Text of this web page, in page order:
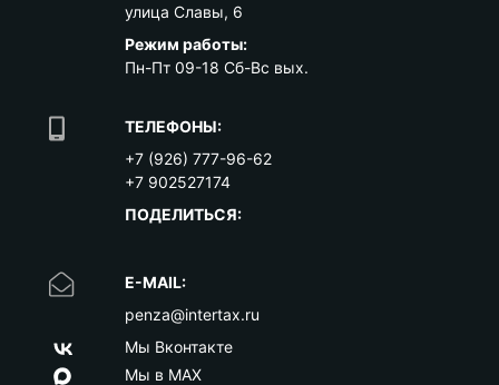
улица Славы, 6
Режим работы:
Пн-Пт 09-18 Сб-Вс вых.
ТЕЛЕФОНЫ:
+7 (926) 777-96-62
+7 902527174
ПОДЕЛИТЬСЯ:
E-MAIL:
penza@intertax.ru
Мы Вконтакте
Мы в MAX